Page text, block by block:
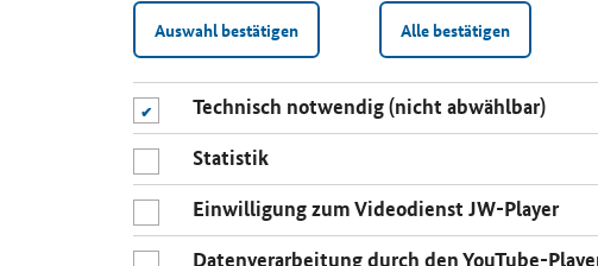
Auswahl bestätigen Alle bestätigen
Technisch notwendig (nicht abwählbar)
Statistik
Einwilligung zum Videodienst JW-Player
Datenverarbeitung durch den YouTube-